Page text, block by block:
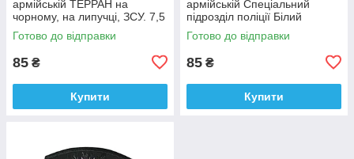
армійській ТЕРРАН на
чорному, на липучці, ЗСУ. 7,5
см * 9 см
Готово до відправки
85 ₴
Купити
армійській Спеціальний
підрозділ поліції Білий
янгол на чорному, ЗСУ. 7 см *
9 см
Готово до відправки
85 ₴
Купити